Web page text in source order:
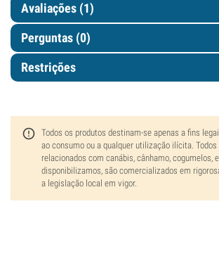
Avaliações (1)
Perguntas (0)
Restrições
Todos os produtos destinam-se apenas a fins
ao consumo ou a qualquer utilização ilícita.
relacionados com canábis, cânhamo, cogumelos,
disponibilizamos, são comercializados em
a legislação local em vigor.